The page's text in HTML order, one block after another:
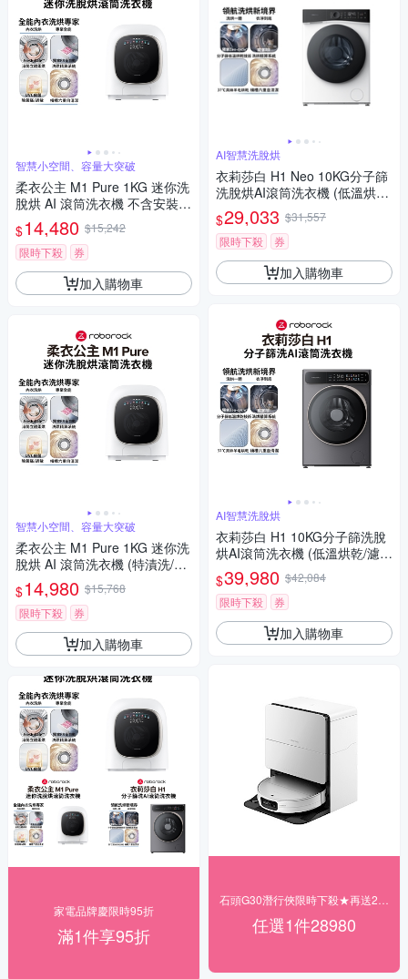
智慧小空間、容量大突破
柔衣公主 M1 Pure 1KG 迷你洗
脫烘 AI 滾筒洗衣機 不含安裝
(特漬洗/立體柔烘/母嬰認證/UV
C殺菌) Roborock石頭
$14,480 $15,242
限時下殺
券
加入購物車
智慧小空間、容量大突破
柔衣公主 M1 Pure 1KG 迷你洗
脫烘 AI 滾筒洗衣機 (特漬洗/立
體柔烘/母嬰認證/UVC殺菌) Ro
borock石頭
$14,980 $15,768
限時下殺
券
加入購物車
家電品牌慶限時95折
滿1件享95折
AI智慧洗脫烘
衣莉莎白 H1 Neo 10KG分子篩
洗脫烘AI滾筒洗衣機 (低溫烘乾/
濾網自清潔/空氣洗/羊毛烘) Ro
borock石頭
$29,033 $31,557
限時下殺
券
加入購物車
AI智慧洗脫烘
衣莉莎白 H1 10KG分子篩洗脫
烘AI滾筒洗衣機 (低溫烘乾/濾網
自清潔/空氣洗/羊毛烘) Roboro
ck石頭
$39,980 $42,084
限時下殺
券
加入購物車
任選1件28980